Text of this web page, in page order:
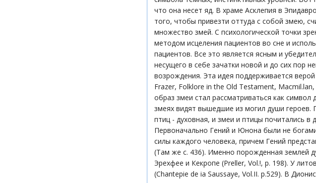
что она несет яд. В храме Асклепия в
того, чтобы привезти оттуда с собой змею,
множество змей. С психологической точки
методом исцеления пациентов во сне и
пациентов. Все это является ясным и
несущего в себе зачатки новой и до сих пор
возрождения. Эта идея поддерживается
Frazer, Folklore in the Old Testament,
образ змеи стал рассматриваться как
змеях видят вышедшие из могил души героев.
птиц - духовная, и змеи и птицы почитались
Первоначально Гений и Юнона были не
силы каждого человека, причем Гений
(Там же с. 436). Именно порожденная землей
Эрехфее и Кекропе (Preller, Vol.!, p. 198). У
(Chantepie de ia Saussaye, Vol.II. p.529). В